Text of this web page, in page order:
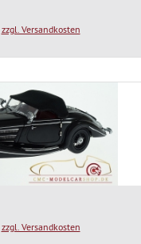
zzgl. Versandkosten
zzgl. Versandkosten